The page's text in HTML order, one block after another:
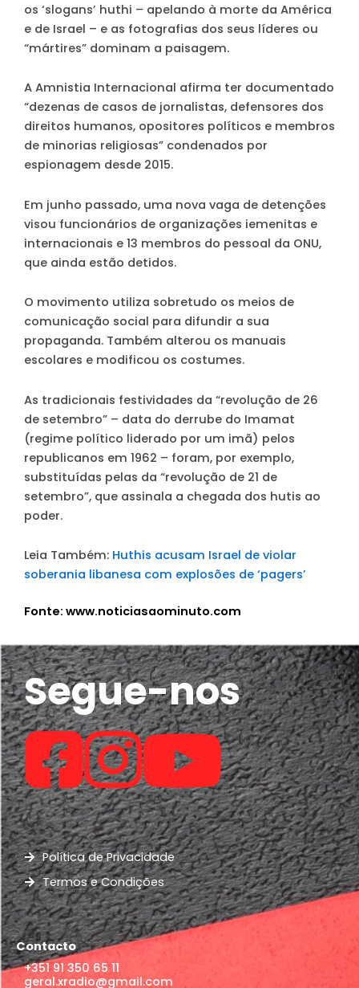
os ‘slogans’ huthi – apelando à morte da América
e de Israel – e as fotografias dos seus líderes ou
“mártires” dominam a paisagem.
A Amnistia Internacional afirma ter documentado
“dezenas de casos de jornalistas, defensores dos
direitos humanos, opositores políticos e membros
de minorias religiosas” condenados por
espionagem desde 2015.
Em junho passado, uma nova vaga de detenções
visou funcionários de organizações iemenitas e
internacionais e 13 membros do pessoal da ONU,
que ainda estão detidos.
O movimento utiliza sobretudo os meios de
comunicação social para difundir a sua
propaganda. Também alterou os manuais
escolares e modificou os costumes.
As tradicionais festividades da “revolução de 26
de setembro” – data do derrube do Imamat
(regime político liderado por um imã) pelos
republicanos em 1962 – foram, por exemplo,
substituídas pelas da “revolução de 21 de
setembro”, que assinala a chegada dos hutis ao
poder.
Leia Também: Huthis acusam Israel de violar
soberania libanesa com explosões de ‘pagers’
Fonte: www.noticiasaominuto.com
Segue-nos
Política de Privacidade
Termos e Condições
Contacto
+351 91 350 65 11
geral.xradio@gmail.com